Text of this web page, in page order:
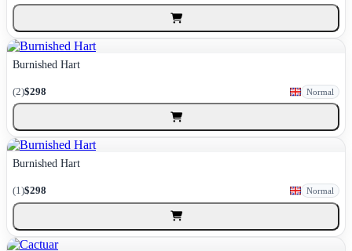
Burnished Hart
(2)$298 Normal
Burnished Hart
(1)$298 Normal